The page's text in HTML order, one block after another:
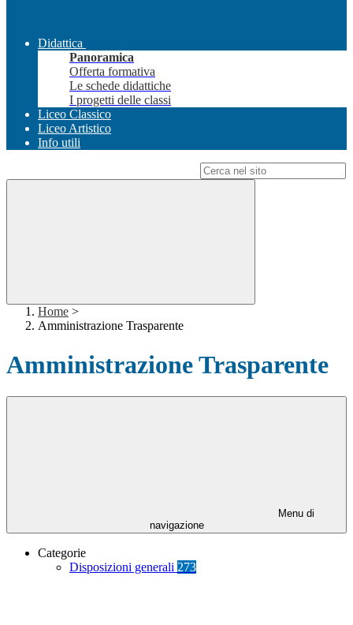
Didattica
Panoramica
Offerta formativa
Le schede didattiche
I progetti delle classi
Liceo Classico
Liceo Artistico
Info utili
Home >
Amministrazione Trasparente
Amministrazione Trasparente
Menu di
navigazione
Categorie
Disposizioni generali 273